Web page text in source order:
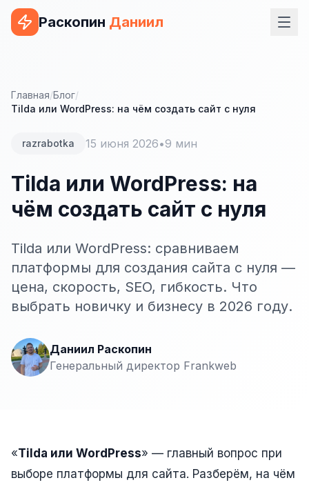
Раскопин Даниил
ВЕБ-РАЗРАБОТКА
Сайт на WordPress
Сайт на Tilda
Сайт на OpenCart
Сайт на Joomla
Сайт на Laravel
+ ещё 19 услуг
КОНТЕКСТНАЯ РЕКЛАМА
Google Ads
VK Реклама
Главная/Блог/
Tilda или WordPress: на чём создать сайт с нуля
razrabotka 15 июня 2026•9 мин
Tilda или WordPress: на
чём создать сайт с нуля
Tilda или WordPress: сравниваем
платформы для создания сайта с нуля —
цена, скорость, SEO, гибкость. Что
выбрать новичку и бизнесу в 2026 году.
Даниил Раскопин
Генеральный директор Frankweb
«Tilda или WordPress» — главный вопрос при
выборе платформы для сайта. Разберём, на чём